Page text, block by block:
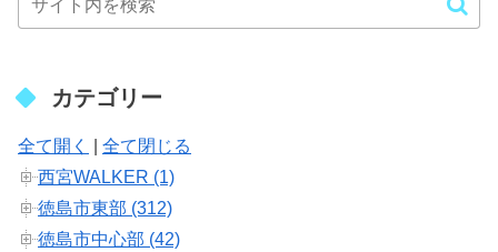
カテゴリー
全て開く
全て閉じる
西宮WALKER (1)
徳島市東部 (312)
徳島市中心部 (42)